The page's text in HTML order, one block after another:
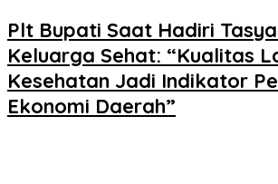
Plt Bupati Saat Hadiri
Keluarga Sehat: “Kualitas
Kesehatan Jadi Indikator
Ekonomi Daerah”